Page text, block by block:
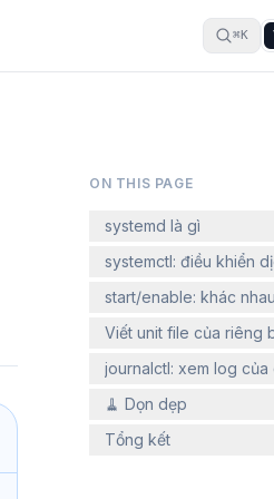
⌘K
ON THIS PAGE
systemd là gì
systemctl: điều khiển
start/enable: khác
Viết unit file của riêng
journalctl: xem log của
🧹 Dọn dẹp
Tổng kết